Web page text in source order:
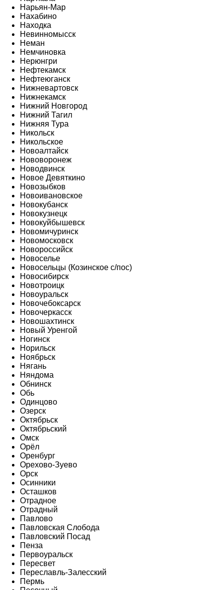
Нарьян-Мар
Нахабино
Находка
Невинномысск
Неман
Немчиновка
Нерюнгри
Нефтекамск
Нефтеюганск
Нижневартовск
Нижнекамск
Нижний Новгород
Нижний Тагил
Нижняя Тура
Никольск
Никольское
Новоалтайск
Нововоронеж
Новодвинск
Новое Девяткино
Новозыбков
Новоивановское
Новокубанск
Новокузнецк
Новокуйбышевск
Новомичуринск
Новомосковск
Новороссийск
Новоселье
Новосельцы (Козинское с/пос)
Новосибирск
Новотроицк
Новоуральск
Новочебоксарск
Новочеркасск
Новошахтинск
Новый Уренгой
Ногинск
Норильск
Ноябрьск
Нягань
Няндома
Обнинск
Обь
Одинцово
Озерск
Октябрьск
Октябрьский
Омск
Орёл
Оренбург
Орехово-Зуево
Орск
Осинники
Осташков
Отрадное
Отрадный
Павлово
Павловская Слобода
Павловский Посад
Пенза
Первоуральск
Пересвет
Переславль-Залесский
Пермь